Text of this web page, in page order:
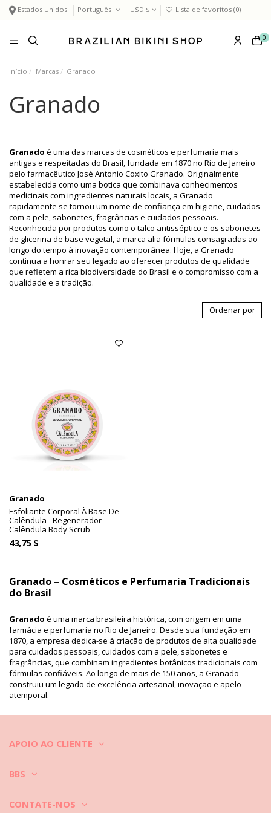
Estados Unidos Português USD $ Lista de favoritos (0)
0
Início Marcas Granado
Granado
Granado é uma das marcas de cosméticos e perfumaria mais
antigas e respeitadas do Brasil, fundada em 1870 no Rio de Janeiro
pelo farmacêutico José Antonio Coxito Granado. Originalmente
estabelecida como uma botica que combinava conhecimentos
medicinais com ingredientes naturais locais, a Granado
rapidamente se tornou um nome de confiança em higiene, cuidados
com a pele, sabonetes, fragrâncias e cuidados pessoais.
Reconhecida por produtos como o talco antisséptico e os sabonetes
de glicerina de base vegetal, a marca alia fórmulas consagradas ao
longo do tempo à inovação contemporânea. Hoje, a Granado
continua a honrar seu legado ao oferecer produtos de qualidade
que refletem a rica biodiversidade do Brasil e o compromisso com a
qualidade e a tradição.
Ordenar por
Granado
Esfoliante Corporal À Base De
Calêndula - Regenerador -
Calêndula Body Scrub
43,75 $
Granado – Cosméticos e Perfumaria Tradicionais
do Brasil
Granado é uma marca brasileira histórica, com origem em uma
farmácia e perfumaria no Rio de Janeiro. Desde sua fundação em
1870, a empresa dedica-se à criação de produtos de alta qualidade
para cuidados pessoais, cuidados com a pele, sabonetes e
fragrâncias, que combinam ingredientes botânicos tradicionais com
fórmulas confiáveis. Ao longo de mais de 150 anos, a Granado
construiu um legado de excelência artesanal, inovação e apelo
atemporal.
A Granado começou como uma botica que misturava extratos de
produtos de cuidado. A marca rapidamente se tornou favorita entre
formulações clássicas, como o talco antisséptico e os sabonetes de
APOIO AO CLIENTE
BBS
CONTATE-NOS